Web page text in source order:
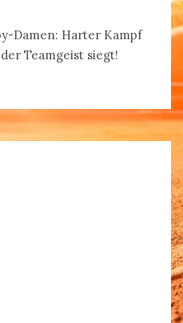
Damen: Harter Kampf
Teamgeist siegt!